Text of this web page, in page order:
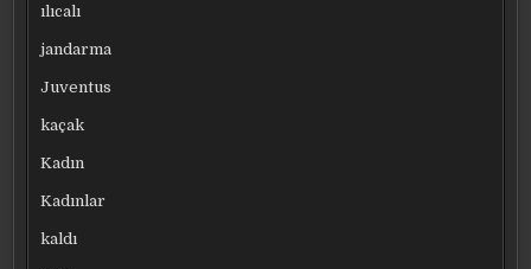
ılıcalı
jandarma
Juventus
kaçak
Kadın
Kadınlar
kaldı